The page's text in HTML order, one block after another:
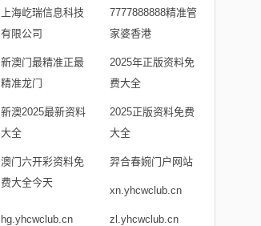
上海屹瑞信息科技
有限公司
7777888888精准管
家婆香港
新澳门最精准正最
精准龙门
2025年正版资料免
费大全
新澳2025最新资料
大全
2025正版资料免费
大全
澳门六开彩资料免
费大全今天
羿合春婉门户网站
xn.yhcwclub.cn
hg.yhcwclub.cn zl.yhcwclub.cn